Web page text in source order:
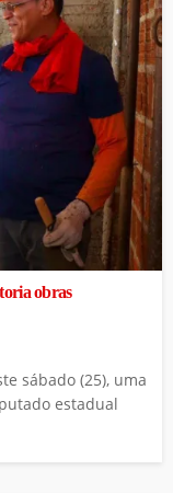
obras
sábado (25), uma
estadual